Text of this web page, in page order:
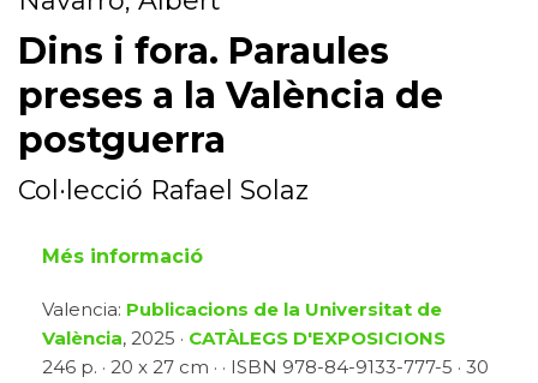
Dins i fora. Paraules
preses a la València de
postguerra
Col·lecció Rafael Solaz
Més informació
Valencia: Publicacions de la Universitat de
València, 2025 · CATÀLEGS D'EXPOSICIONS
246 p. · 20 x 27 cm · · ISBN 978-84-9133-777-5 · 30